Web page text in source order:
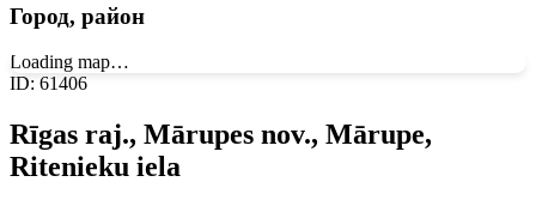
Город, район
Loading map…
ID: 61406
Rīgas raj., Mārupes nov., Mārupe,
Ritenieku iela